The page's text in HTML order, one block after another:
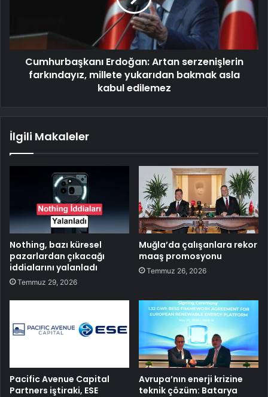
Cumhurbaşkanı Erdoğan: Artan serzenişlerin
farkındayız, millete yukarıdan bakmak asla
kabul edilemez
İlgili Makaleler
Nothing, bazı küresel
pazarlardan çıkacağı
iddialarını yalanladı
Temmuz 29, 2026
Muğla’da çalışanlara rekor
maaş promosyonu
Temmuz 26, 2026
Pacific Avenue Capital
Partners iştiraki, ESE
Avrupa’nın enerji krizine
teknik çözüm: Batarya